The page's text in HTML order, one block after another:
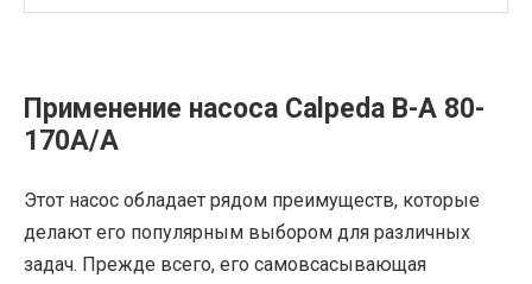
Применение насоса Calpeda B-A 80-
170A/A
Этот насос обладает рядом преимуществ, которые
делают его популярным выбором для различных
задач. Прежде всего, его самовсасывающая